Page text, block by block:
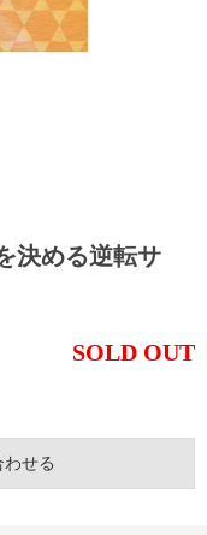
決める逆転サ
SOLD OUT
せる